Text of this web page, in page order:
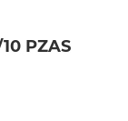
PZAS